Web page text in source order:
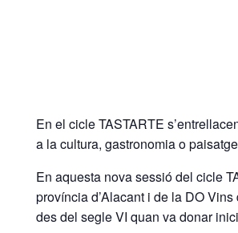
En el cicle TASTARTE
a la cultura, gastronomia o
En aquesta nova sessió del cicle
província d’Alacant i de la DO
des del segle VI quan va donar